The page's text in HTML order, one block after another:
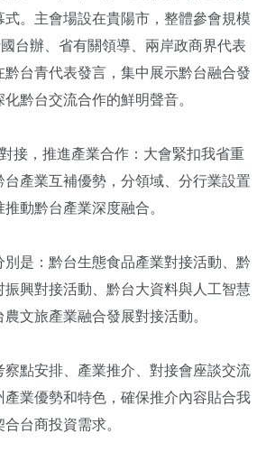
式。主會場設在貴陽市，整體參會規模
台辦、省有關領導、兩岸政商界代表
黔台青代表發言，集中展示黔台融合發
黔台交流合作的鮮明聲音。
接，推進產業合作：大會緊扣我省重
產業互補優勢，分領域、分行業設置
動黔台產業深度融合。
別是：黔台生態食品產業對接活動、黔
振興對接活動、黔台大資料與人工智慧
文旅產業融合發展對接活動。
察點安排、產業推介、對接會座談交流
產業優勢和特色，確保推介內容貼合我
台商投資需求。